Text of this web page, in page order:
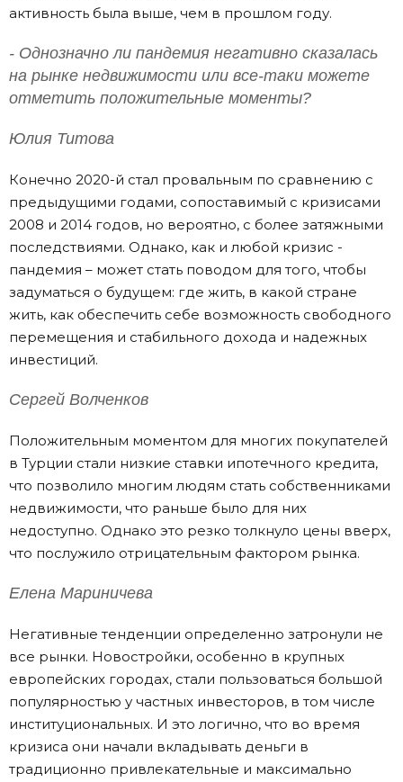
активность была выше, чем в прошлом году.
- Однозначно ли пандемия негативно сказалась
на рынке недвижимости или все-таки можете
отметить положительные моменты?
Юлия Титова
Конечно 2020-й стал провальным по сравнению с
предыдущими годами, сопоставимый с кризисами
2008 и 2014 годов, но вероятно, с более затяжными
последствиями. Однако, как и любой кризис -
пандемия – может стать поводом для того, чтобы
задуматься о будущем: где жить, в какой стране
жить, как обеспечить себе возможность свободного
перемещения и стабильного дохода и надежных
инвестиций.
Сергей Волченков
Положительным моментом для многих покупателей
в Турции стали низкие ставки ипотечного кредита,
что позволило многим людям стать собственниками
недвижимости, что раньше было для них
недоступно. Однако это резко толкнуло цены вверх,
что послужило отрицательным фактором рынка.
Елена Мариничева
Негативные тенденции определенно затронули не
все рынки. Новостройки, особенно в крупных
европейских городах, стали пользоваться большой
популярностью у частных инвесторов, в том числе
институциональных. И это логично, что во время
кризиса они начали вкладывать деньги в
традиционно привлекательные и максимально